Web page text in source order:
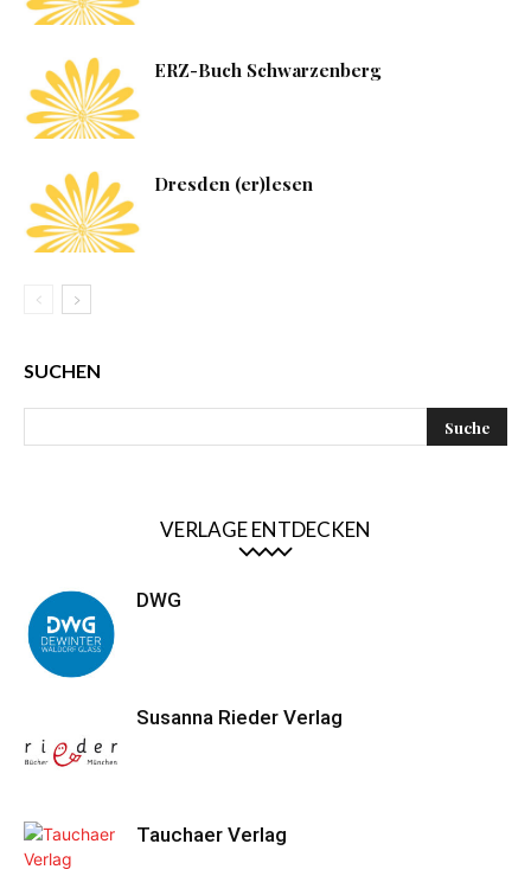
ERZ-Buch Schwarzenberg
Dresden (er)lesen
SUCHEN
VERLAGE ENTDECKEN
DWG
Susanna Rieder Verlag
Tauchaer Verlag